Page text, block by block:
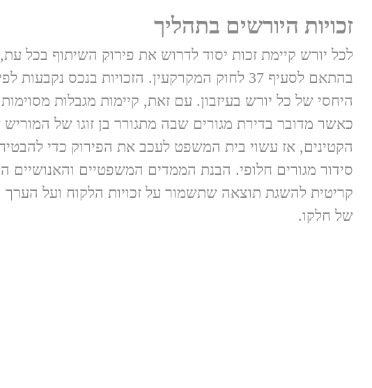
זכויות היורשים בתהליך
לכל יורש קיימת זכות יסוד לדרוש את פירוק השיתוף בכל
בהתאם לסעיף 37 לחוק המקרקעין. הזכויות בנכס נקבעות
היחסי של כל יורש בעיזבון. עם זאת, קיימות מגבלות
כאשר מדובר בדירת מגורים שבה מתגורר בן זוגו של המוריש
הקטינים, אז עשוי בית המשפט לעכב את הפירוק כדי
סידור מגורים חלופי. הבנת הממדים המשפטיים והאנושיים
קריטית להשגת תוצאה שתשמור על זכויות הלקוח ועל הערך
של חלקו.